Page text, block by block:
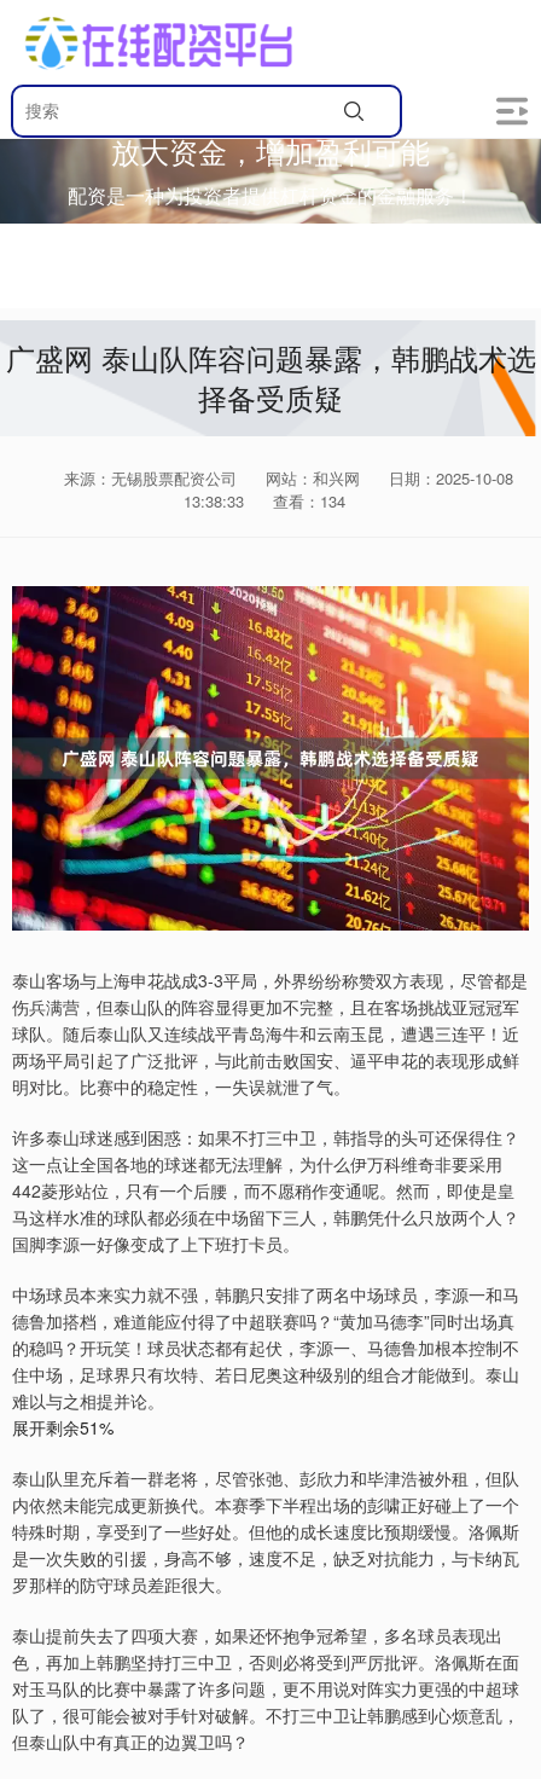
放大资金，增加盈利可能
配资是一种为投资者提供杠杆资金的金融服务！
广盛网 泰山队阵容问题暴露，韩鹏战术选
择备受质疑
来源：无锡股票配资公司 网站：和兴网
日期：2025-10-08
13:38:33
查看：134
泰山客场与上海申花战成3-3平局，外界纷纷称赞双方表现，尽管都是
伤兵满营，但泰山队的阵容显得更加不完整，且在客场挑战亚冠冠军
球队。随后泰山队又连续战平青岛海牛和云南玉昆，遭遇三连平！近
两场平局引起了广泛批评，与此前击败国安、逼平申花的表现形成鲜
明对比。比赛中的稳定性，一失误就泄了气。
许多泰山球迷感到困惑：如果不打三中卫，韩指导的头可还保得住？
这一点让全国各地的球迷都无法理解，为什么伊万科维奇非要采用
442菱形站位，只有一个后腰，而不愿稍作变通呢。然而，即使是皇
马这样水准的球队都必须在中场留下三人，韩鹏凭什么只放两个人？
国脚李源一好像变成了上下班打卡员。
中场球员本来实力就不强，韩鹏只安排了两名中场球员，李源一和马
德鲁加搭档，难道能应付得了中超联赛吗？“黄加马德李”同时出场真
的稳吗？开玩笑！球员状态都有起伏，李源一、马德鲁加根本控制不
住中场，足球界只有坎特、若日尼奥这种级别的组合才能做到。泰山
难以与之相提并论。
展开剩余51%
泰山队里充斥着一群老将，尽管张弛、彭欣力和毕津浩被外租，但队
内依然未能完成更新换代。本赛季下半程出场的彭啸正好碰上了一个
特殊时期，享受到了一些好处。但他的成长速度比预期缓慢。洛佩斯
是一次失败的引援，身高不够，速度不足，缺乏对抗能力，与卡纳瓦
罗那样的防守球员差距很大。
泰山提前失去了四项大赛，如果还怀抱争冠希望，多名球员表现出
色，再加上韩鹏坚持打三中卫，否则必将受到严厉批评。洛佩斯在面
对玉马队的比赛中暴露了许多问题，更不用说对阵实力更强的中超球
队了，很可能会被对手针对破解。不打三中卫让韩鹏感到心烦意乱，
但泰山队中有真正的边翼卫吗？